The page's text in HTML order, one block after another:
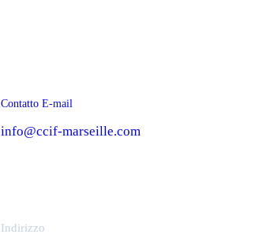
Contatto E-mail
info@ccif-marseille.com
Indirizzo